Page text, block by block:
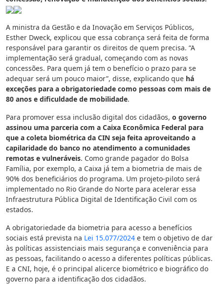
A ministra da Gestão e da Inovação em Serviços Públicos,
Esther Dweck, explicou que essa cobrança será feita de forma
responsável para garantir os direitos de quem precisa. “A
implementação será gradual, começando com as novas
concessões. Para quem já tem o benefício o prazo para se
adequar será um pouco maior”, disse, explicando que há
exceções para a obrigatoriedade como pessoas com mais de
80 anos e dificuldade de mobilidade.
Para promover essa inclusão digital dos cidadãos, o governo
assinou uma parceria com a Caixa Econômica Federal para
que a coleta biométrica da CIN seja feita aproveitando a
capilaridade do banco no atendimento a comunidades
remotas e vulneráveis. Como grande pagador do Bolsa
Família, por exemplo, a Caixa já tem a biometria de mais de
90% dos beneficiários do programa. Um projeto-piloto será
implementado no Rio Grande do Norte para acelerar essa
Infraestrutura Pública Digital de Identificação Civil com os
estados.
A obrigatoriedade da biometria para acesso a benefícios
sociais está prevista na Lei 15.077/2024 e tem o objetivo de dar
às políticas assistenciais mais segurança e conveniência para
as pessoas, facilitando o acesso a diferentes políticas públicas.
E a CNI, hoje, é o principal alicerce biométrico e biográfico do
governo para a identificação dos cidadãos.